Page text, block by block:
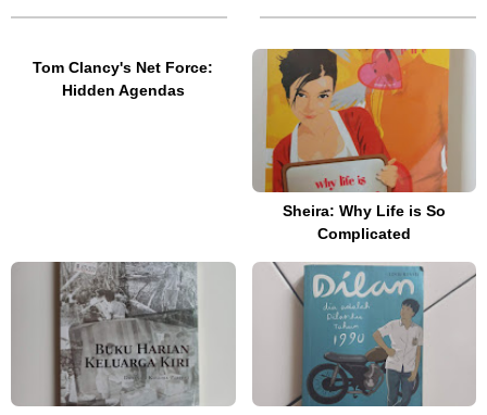
Tom Clancy's Net Force:
Hidden Agendas
Sheira: Why Life is So
Complicated